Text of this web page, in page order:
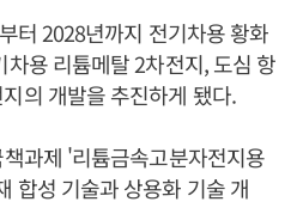
터 2028년까지 전기차용 황화
용 리튬메탈 2차전지, 도심 항
의 개발을 추진하게 됐다.
과제 '리튬금속고분자전지용
합성 기술과 상용화 기술 개